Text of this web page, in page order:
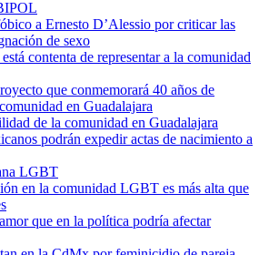
a Ernesto D’Alessio por criticar las
de sexo
contenta de representar a la comunidad
que conmemorará 40 años de
en Guadalajara
de la comunidad en Guadalajara
podrán expedir actas de nacimiento a
LGBT
en la comunidad LGBT es más alta que
que en la política podría afectar